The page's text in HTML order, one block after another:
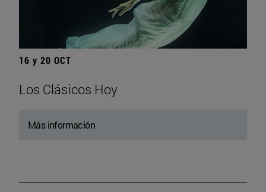
16 y 20 OCT
Los Clásicos Hoy
Más información